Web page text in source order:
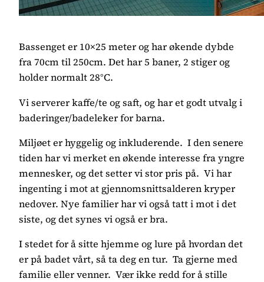
Bassenget er 10×25 meter og har økende dybde
fra 70cm til 250cm. Det har 5 baner, 2 stiger og
holder normalt 28°C.
Vi serverer kaffe/te og saft, og har et godt utvalg i
baderinger/badeleker for barna.
Miljøet er hyggelig og inkluderende. I den senere
tiden har vi merket en økende interesse fra yngre
mennesker, og det setter vi stor pris på. Vi har
ingenting i mot at gjennomsnittsalderen kryper
nedover. Nye familier har vi også tatt i mot i det
siste, og det synes vi også er bra.
I stedet for å sitte hjemme og lure på hvordan det
er på badet vårt, så ta deg en tur. Ta gjerne med
familie eller venner. Vær ikke redd for å stille